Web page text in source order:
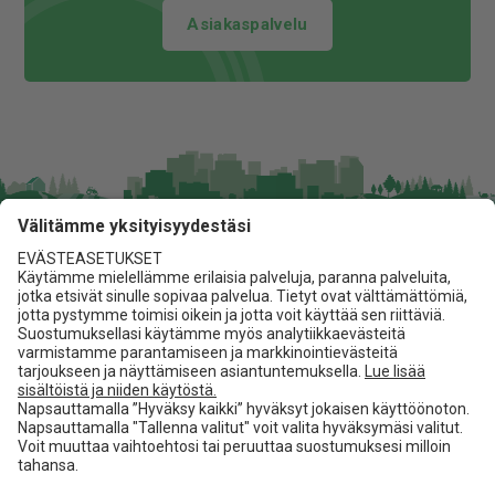
Asiakaspalvelu
Jita Oy
Lakarintie 10, 34800 Virrat
03 475 6100
info@jita.fi
Asiakaspalvelu